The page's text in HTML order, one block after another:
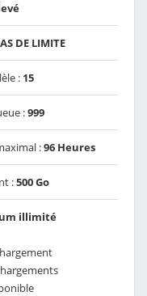
DE LIMITE
: 15
:999
:96 Heures
:500 Go
illimité